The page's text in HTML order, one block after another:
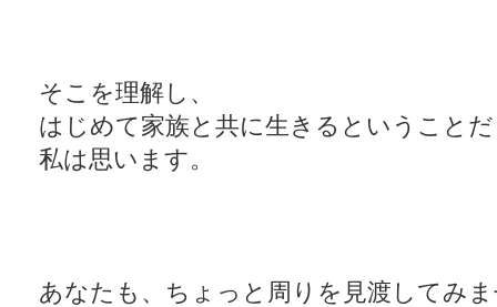
そこを理解し、
はじめて家族と共に生きるということ
私は思います。
あなたも、ちょっと周りを見渡してみ